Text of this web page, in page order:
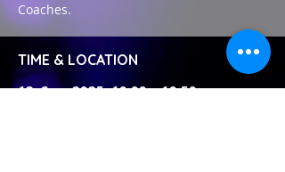
Coaches.
TIME & LOCATION
13. Sep. 2025, 10:00 – 10:50